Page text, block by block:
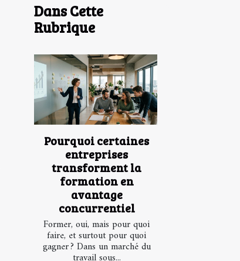
Dans Cette
Rubrique
Pourquoi certaines
entreprises
transforment la
formation en
avantage
concurrentiel
Former, oui, mais pour quoi
faire, et surtout pour quoi
gagner ? Dans un marché du